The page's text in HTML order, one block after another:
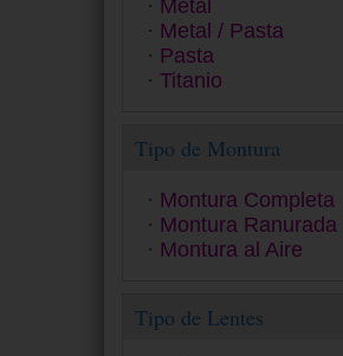
Prada
Prada Linea Rossa
Ralph
Seventh Street
Swarovski
Tom Ford
Tommy Hilfiger
Versace
Metal
Metal / Pasta
Pasta
Titanio
Tipo de Montura
Montura Completa
Montura Ranurada
Montura al Aire
Tipo de Lentes